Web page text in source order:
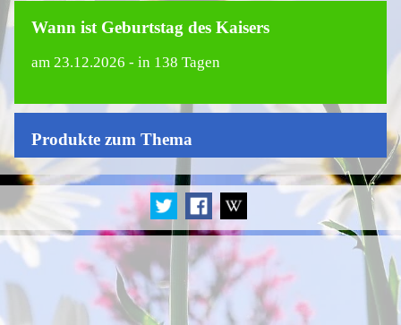
Wann ist Geburtstag des Kaisers
am 23.12.2026 - in 138 Tagen
Produkte zum Thema